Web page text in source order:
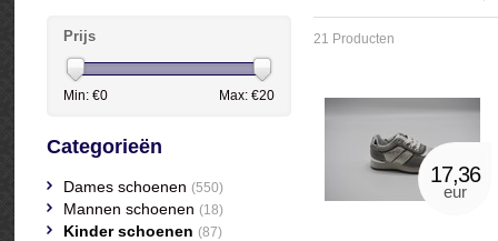
21 Producten
17,36
eur
Prijs
Min: €0 Max: €20
Categorieën
Dames schoenen (550)
Mannen schoenen (18)
Kinder schoenen (87)